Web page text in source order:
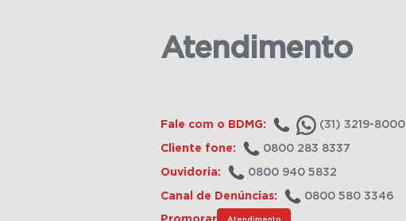
Atendimento
Fale com o BDMG: (31) 3219-8000
Cliente fone: 0800 283 8337
Ouvidoria: 0800 940 5832
Canal de Denúncias: 0800 580 3346
Atendimento